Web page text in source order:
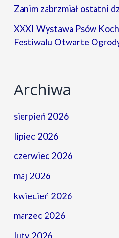
Zanim zabrzmiał ostatni
XXXI Wystawa Psów
Festiwalu Otwarte
Archiwa
sierpień 2026
lipiec 2026
czerwiec 2026
maj 2026
kwiecień 2026
marzec 2026
luty 2026